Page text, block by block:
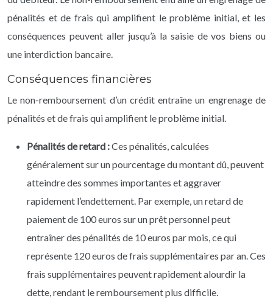
pénalités et de frais qui amplifient le problème initial, et les
conséquences peuvent aller jusqu’à la saisie de vos biens ou
une interdiction bancaire.
Conséquences financières
Le non-remboursement d’un crédit entraîne un engrenage de
pénalités et de frais qui amplifient le problème initial.
Pénalités de retard :Ces pénalités, calculées
généralement sur un pourcentage du montant dû, peuvent
atteindre des sommes importantes et aggraver
rapidement l’endettement. Par exemple, un retard de
paiement de 100 euros sur un prêt personnel peut
entraîner des pénalités de 10 euros par mois, ce qui
représente 120 euros de frais supplémentaires par an. Ces
frais supplémentaires peuvent rapidement alourdir la
dette, rendant le remboursement plus difficile.